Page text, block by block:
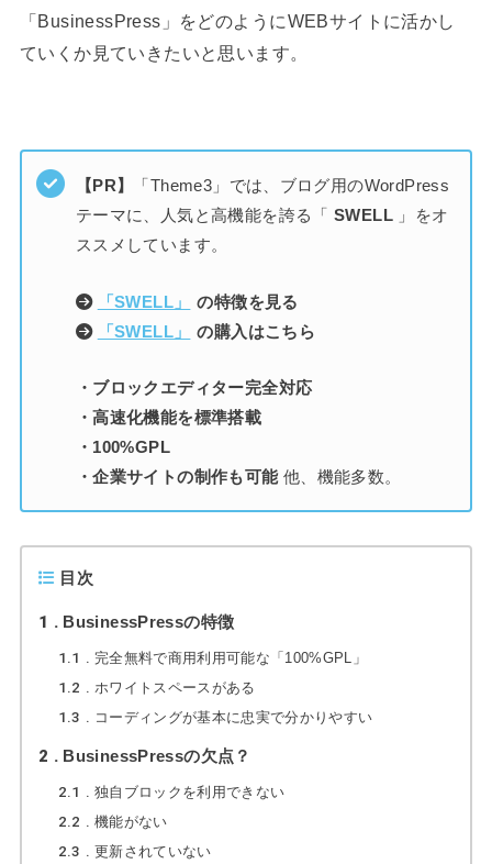
「BusinessPress」をどのようにWEBサイトに活かし
ていくか見ていきたいと思います。
【PR】
「Theme3」では、ブログ用のWordPress
テーマに、人気と高機能を誇る「SWELL 」をオ
ススメしています。
「SWELL」
の特徴を見る
「SWELL」
の購入はこちら
・ブロックエディター完全対応
・高速化機能を標準搭載
・100%GPL
・企業サイトの制作も可能他、機能多数。
目次
1 BusinessPressの特徴
1.1
完全無料で商用利用可能な「100%GPL」
1.2
ホワイトスペースがある
1.3
コーディングが基本に忠実で分かりやすい
2 BusinessPressの欠点？
2.1
独自ブロックを利用できない
2.2
機能がない
2.3
更新されていない